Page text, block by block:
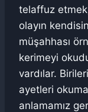
telaffuz
olayın
müşahhası
kerimeyi
vardılar.
ayetleri
anlamamız